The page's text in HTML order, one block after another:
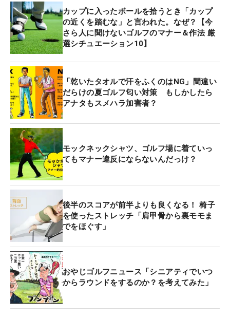
カップに入ったボールを拾うとき「カップ
の近くを踏むな」と言われた。なぜ？【今
さら人に聞けないゴルフのマナー＆作法 厳
選シチュエーション10】
「乾いたタオルで汗をふくのはNG」間違い
だらけの夏ゴルフ匂い対策 もしかしたら
アナタもスメハラ加害者？
モックネックシャツ、ゴルフ場に着ていっ
てもマナー違反にならないんだっけ？
後半のスコアが前半よりも良くなる！ 椅子
を使ったストレッチ「肩甲骨から裏モモま
でをほぐす」
おやじゴルフニュース「シニアティでいつ
からラウンドをするのか？を考えてみた」